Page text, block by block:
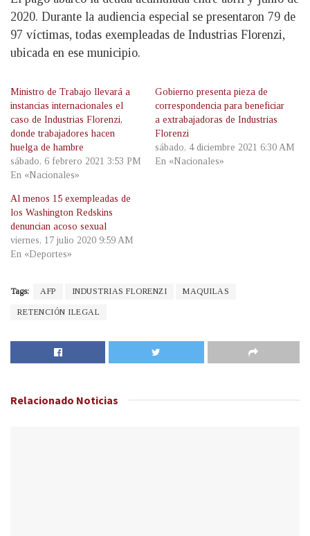
2020. Durante la audiencia especial se presentaron 79 de
97 víctimas, todas exempleadas de Industrias Florenzi,
ubicada en ese municipio.
Ministro de Trabajo llevará a
instancias internacionales el
caso de Industrias Florenzi,
donde trabajadores hacen
huelga de hambre
sábado, 6 febrero 2021 3:53 PM
En «Nacionales»
Gobierno presenta pieza de
correspondencia para beneficiar
a extrabajadoras de Industrias
Florenzi
sábado, 4 diciembre 2021 6:30 AM
En «Nacionales»
Al menos 15 exempleadas de
los Washington Redskins
denuncian acoso sexual
viernes, 17 julio 2020 9:59 AM
En «Deportes»
Tags: AFP INDUSTRIAS FLORENZI MAQUILAS
RETENCIÓN ILEGAL
Relacionado Noticias